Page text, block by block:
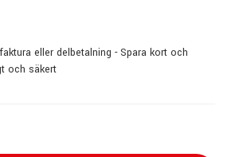
eller delbetalning - Spara kort och
och säkert